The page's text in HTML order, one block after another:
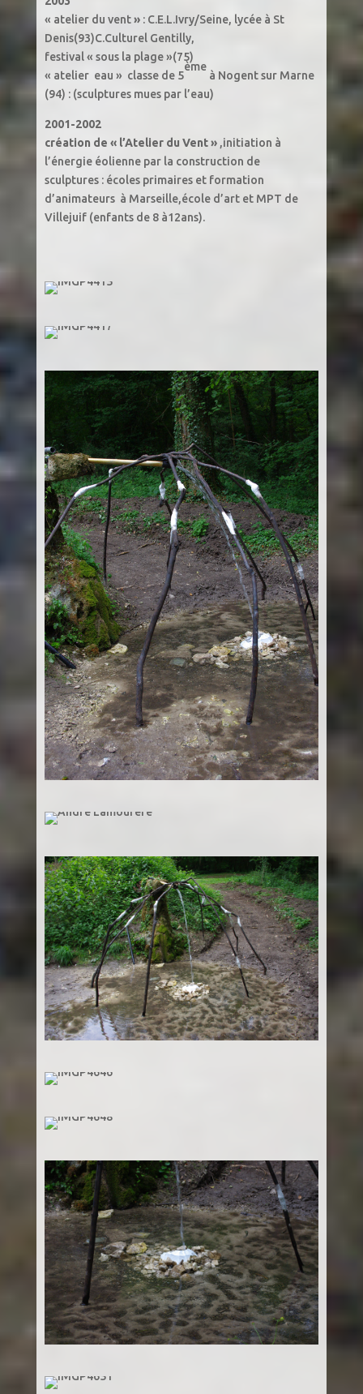
« atelier du vent»: C.E.L.Ivry/Seine, lycée à St
Denis(93)C.Culturel Gentilly,
festival « sous la plage »(75)
« atelier eau » classe de 5
ème
à Nogent sur Marne
(94) : (sculptures mues par l’eau)
2001-2002
création de « l’Atelier du Vent » ,initiation à
l’énergie éolienne par la construction de
sculptures : écoles primaires et formation
d’animateurs à Marseille,école d’art et MPT de
Villejuif (enfants de 8 à12ans).